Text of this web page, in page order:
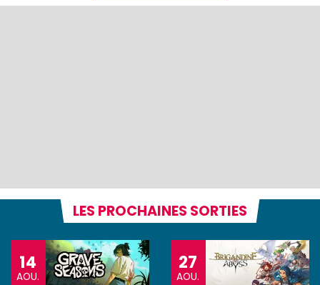
LES PROCHAINES SORTIES
14
AOU.
27
AOU.